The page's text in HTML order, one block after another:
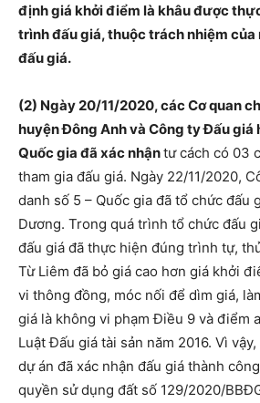
định giá khởi điểm là khâu được
trình đấu giá, thuộc trách nhiệm
đấu giá.
(2) Ngày 20/11/2020, các Cơ quan
huyện Đông Anh và Công ty Đấu giá
Quốc gia đã xác nhậntư cách có 03
tham gia đấu giá. Ngày 22/11/2020,
danh số 5 – Quốc gia đã tổ chức đấu
Dương. Trong quá trình tổ chức đấu
đấu giá đã thực hiện đúng trình tự,
Từ Liêm đã bỏ giá cao hơn giá khởi
vi thông đồng, móc nối để dìm giá,
giá là không vi phạm Điều 9 và điểm
Luật Đấu giá tài sản năm 2016. Vì
dự án đã xác nhận đấu giá thành
quyền sử dụng đất số 129/2020/